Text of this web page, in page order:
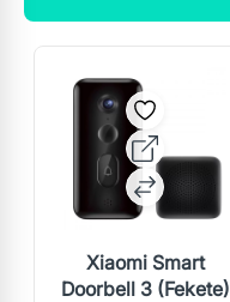
Xiaomi Smart
Doorbell 3 (Fekete)